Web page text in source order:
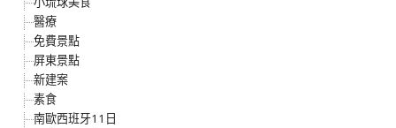
醫療
免費景點
屏東景點
新建案
素食
南歐西班牙11日